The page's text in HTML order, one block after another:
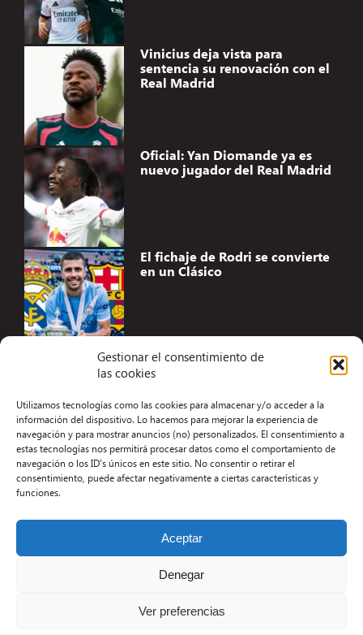
Gestionar el consentimiento de
las cookies
Utilizamos tecnologías como las cookies para almacenar y/o acceder a la
información del dispositivo. Lo hacemos para mejorar la experiencia de
navegación y para mostrar anuncios (no) personalizados. El consentimiento a
estas tecnologías nos permitirá procesar datos como el comportamiento de
navegación o los ID's únicos en este sitio. No consentir o retirar el
consentimiento, puede afectar negativamente a ciertas características y
funciones.
Aceptar
Denegar
Ver preferencias
Vinicius deja vista para
sentencia su renovación con el
Real Madrid
Oficial: Yan Diomande ya es
nuevo jugador del Real Madrid
El fichaje de Rodri se convierte
en un Clásico
Aviso Legal
Términos y condiciones
Política de privacidad
Contacto
Desarrollo Web por Kiwop